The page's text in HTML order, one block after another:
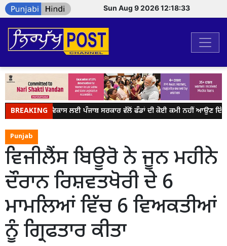
Sun Aug 9 2026 12:18:33
BREAKING
ਪਿੰਡਾਂ ਦੇ ਵਿਕਾਸ ਲਈ ਪੰਜਾਬ ਸਰਕਾਰ ਵੱਲੋਂ ਫੰਡਾਂ ਦੀ ਕੋਈ ਕਮੀ ਨਹੀਂ ਆਉਣ
Punjab
ਵਿਜੀਲੈਂਸ ਬਿਊਰੋ ਨੇ ਜੂਨ ਮਹੀਨੇ
ਦੌਰਾਨ ਰਿਸ਼ਵਤਖੋਰੀ ਦੇ 6
ਮਾਮਲਿਆਂ ਵਿੱਚ 6 ਵਿਅਕਤੀਆਂ
ਨੂੰ ਗ੍ਰਿਫਤਾਰ ਕੀਤਾ